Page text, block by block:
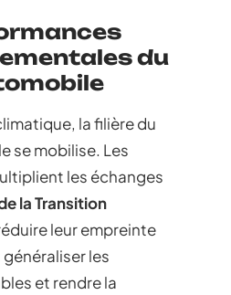
du
la filière du
se mobilise. Les
les échanges
la Transition
leur empreinte
généraliser les
et rendre la